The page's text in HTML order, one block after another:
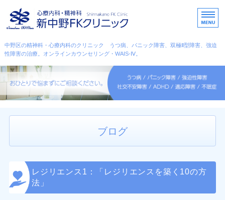
中野区・杉並区・心療
中野区の精神科・心療内科のクリニック うつ病、パニック障害、双極Ⅱ型障害、強迫
性障害の治療。オンラインカウンセリング・WAIS-Ⅳ。
ホーム
こんな症状のときに
カウンセリング
アクセス・診療時間
ブログ
レジリエンス1：「レジリエンスを築く10の方
法」